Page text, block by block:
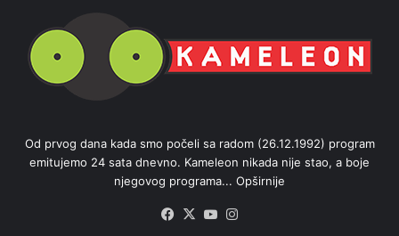
Od prvog dana kada smo počeli sa radom (26.12.1992) program
emitujemo 24 sata dnevno. Kameleon nikada nije stao, a boje
njegovog programa... Opširnije
Facebook
X YouTube